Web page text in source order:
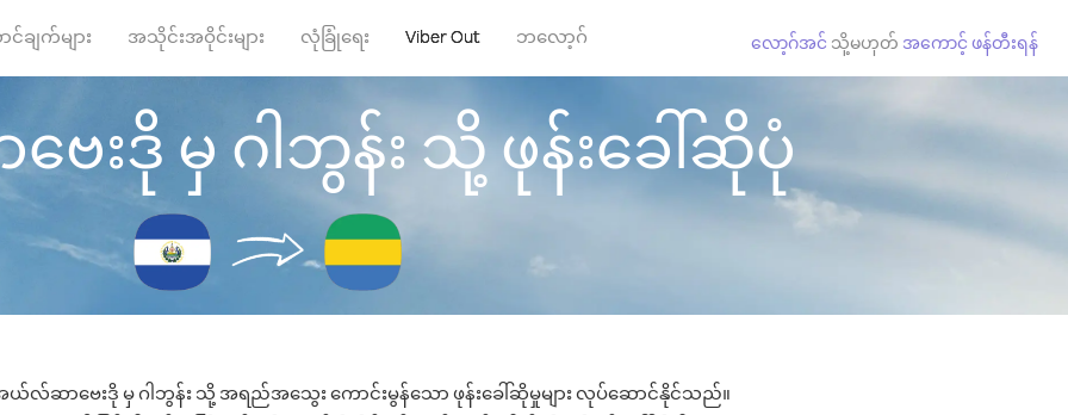
ချက်များ အသိုင်းအဝိုင်းများ လုံခြုံရေး Viber Out ဘလော့ဂ် လော့ဂ်အင် သို့မဟုတ် အကောင့် ဖန်တီးရန်
းဒို မှ ဂါဘွန်း သို့ ဖုန်းခေါ်ဆိုပုံ
ယ်လ်ဆာဗေးဒို မှ ဂါဘွန်း သို့ အရည်အသွေး ကောင်းမွန်သော ဖုန်းခေါ်ဆိုမှုများ လုပ်ဆောင်နိုင်သည်။